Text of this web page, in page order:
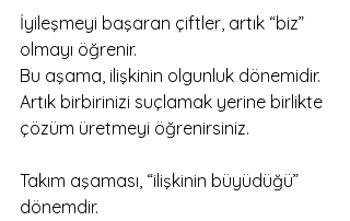
İyileşmeyi başaran çiftler, artık “biz”
olmayı öğrenir.
Bu aşama, ilişkinin olgunluk dönemidir.
Artık birbirinizi suçlamak yerine birlikte
çözüm üretmeyi öğrenirsiniz.
Takım aşaması, “ilişkinin büyüdüğü”
dönemdir.